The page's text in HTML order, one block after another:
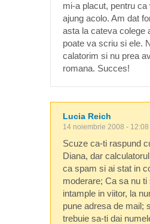
mi-a placut, pentru
ajung acolo. Am dat
asta la cateva colege
poate va scriu si ele.
calatorim si nu prea
romana. Succes!
Lucia Reich
14 noiembrie 2008 - 12:08
Scuze ca-ti raspund
Diana, dar
ca spam si ai stat in
moderare; Ca sa nu ti
intample in viitor, la
pune adresa de mail;
trebuie sa-ti dai